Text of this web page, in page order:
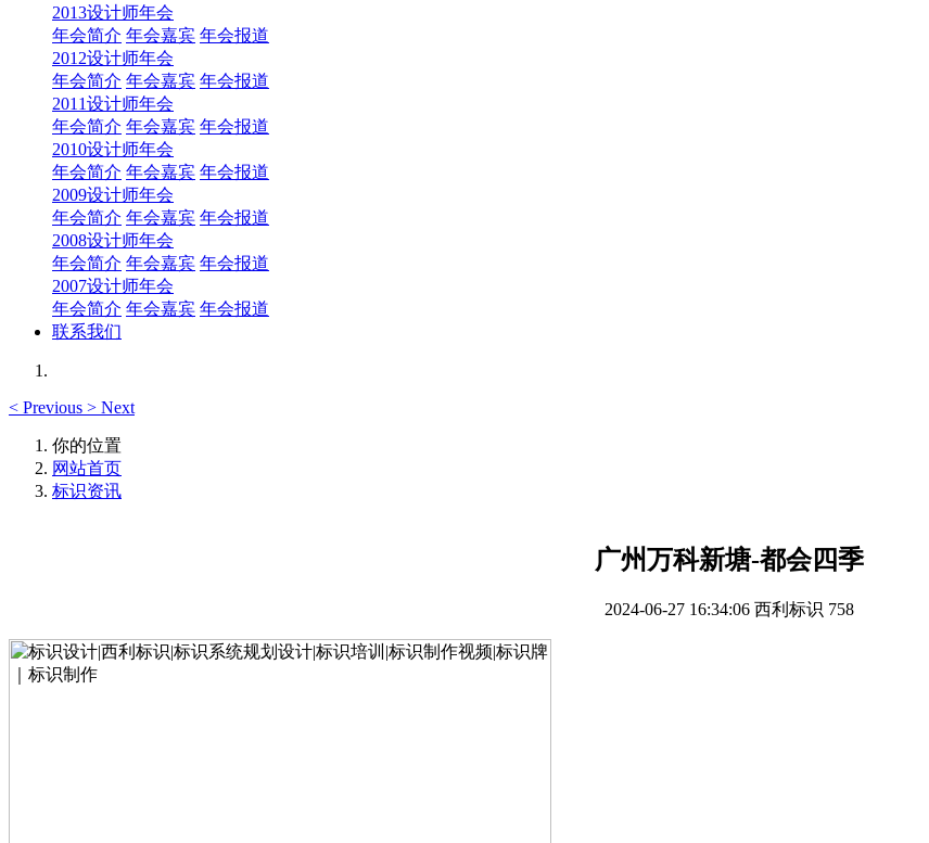
2013设计师年会
年会简介 年会嘉宾 年会报道
2012设计师年会
年会简介 年会嘉宾 年会报道
2011设计师年会
年会简介 年会嘉宾 年会报道
2010设计师年会
年会简介 年会嘉宾 年会报道
2009设计师年会
年会简介 年会嘉宾 年会报道
2008设计师年会
年会简介 年会嘉宾 年会报道
2007设计师年会
年会简介 年会嘉宾 年会报道
联系我们
< Previous > Next
你的位置
网站首页
标识资讯
⼴州万科新塘-都会四季
2024-06-27 16:34:06 西利标识 758